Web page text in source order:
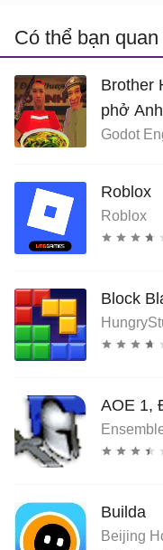
Có thể bạn quan
Brother
phở
Godot
Roblox
Roblox
Block
AOE 1,
Builda
Beijing